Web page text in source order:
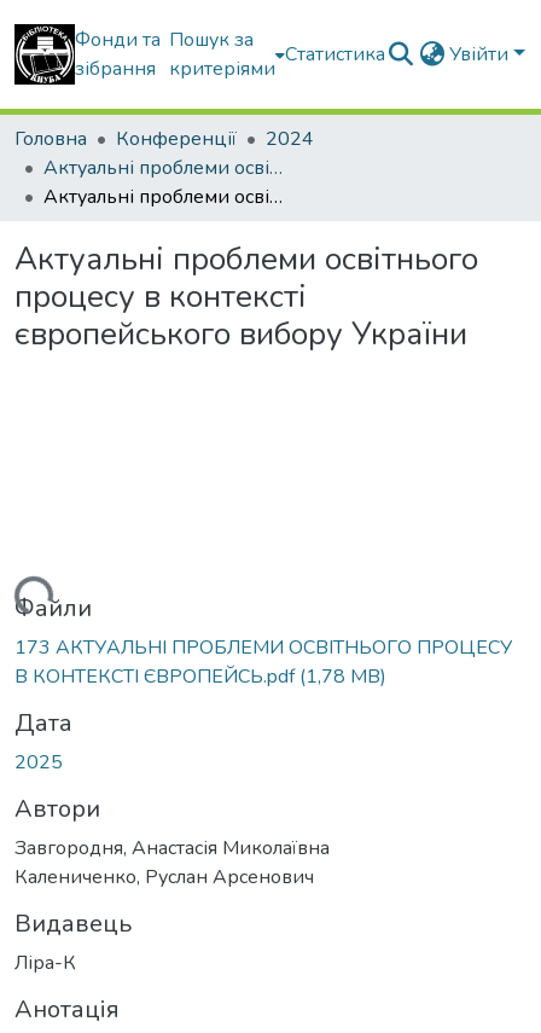
Фонди та
зібрання
Пошук за
критеріями
Статистика Увійти
Головна Конференції
2024
Актуальні проблеми освітнього процесу в контексті європейського вибору України
Актуальні проблеми освітнього процесу в контексті європейського вибору України
Актуальні проблеми освітнього
процесу в контексті
європейського вибору України
Файли
173 АКТУАЛЬНІ ПРОБЛЕМИ ОСВІТНЬОГО ПРОЦЕСУ
В КОНТЕКСТІ ЄВРОПЕЙСЬ.pdf(1,78 MB)
Дата
2025
Автори
Завгородня, Анастасія Миколаївна
Калениченко, Руслан Арсенович
Видавець
Ліра-К
Анотація